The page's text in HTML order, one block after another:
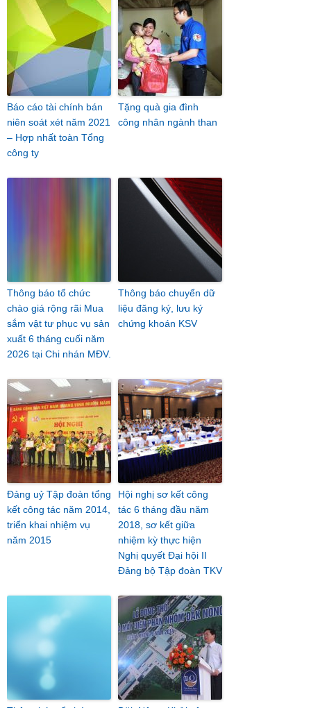
Báo cáo tài chính bán
niên soát xét năm 2021
– Hợp nhất toàn Tổng
công ty
Tặng quà gia đình
công nhân ngành than
Thông báo tổ chức
chào giá rộng rãi Mua
sắm vật tư phục vụ sản
xuất 6 tháng cuối năm
2026 tại Chi nhán MĐV.
Thông báo chuyển dữ
liệu đăng ký, lưu ký
chứng khoán KSV
Đảng uỷ Tập đoàn tổng
kết công tác năm 2014,
triển khai nhiệm vụ
năm 2015
Hội nghị sơ kết công
tác 6 tháng đầu năm
2018, sơ kết giữa
nhiệm kỳ thực hiện
Nghị quyết Đại hội II
Đảng bộ Tập đoàn TKV